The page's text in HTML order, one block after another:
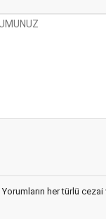
Yorumların her türlü